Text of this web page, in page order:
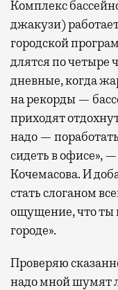
Комплекс
джакузи)
городской
длятся по четыре
дневные, когда
на рекорды —
приходят
надо —
сидеть в офисе»,
Кочемасова. И
стать слоганом
ощущение, что ты
городе».
Проверяю
надо мной шумят